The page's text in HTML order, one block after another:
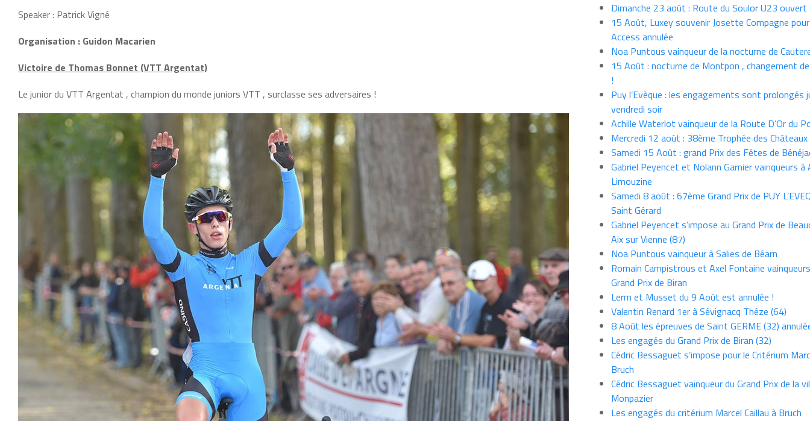
Speaker : Patrick Vigné
Organisation : Guidon Macarien
Victoire de Thomas Bonnet (VTT Argentat)
Le junior du VTT Argentat , champion du monde juniors VTT , surclasse ses adversaires !
Dimanche 23 août : Route du Soulor U23 ouvert
15 Août, Luxey souvenir Josette Compagne
Access annulée
Noa Puntous vainqueur de la nocturne de
15 Août : nocturne de Montpon , changement
!
Puy l’Evèque : les engagements sont prolongés
vendredi soir
Achille Waterlot vainqueur de la Route D’Or du
Mercredi 12 août : 38ème Trophée des Châteaux
Samedi 15 Août : grand Prix des Fêtes de
Gabriel Peyencet et Nolann Garnier vainqueurs à
Limouzine
Samedi 8 août : 67ème Grand Prix de PUY
Saint Gérard
Gabriel Peyencet s’impose au Grand Prix de
Aix sur Vienne (87)
Noa Puntous vainqueur à Salies de Béarn
Romain Campistrous et Axel Fontaine
Grand Prix de Biran
Lerm et Musset du 9 Août est annulée !
Valentin Renard 1er à Sévignacq Théze (64)
8 Août les épreuves de Saint GERME (32)
Les engagés du Grand Prix de Biran (32)
Cédric Bessaguet s’impose pour le Critérium
Bruch
Cédric Bessaguet vainqueur du Grand Prix de la
Monpazier
Les engagés du critérium Marcel Caillau à Bruch